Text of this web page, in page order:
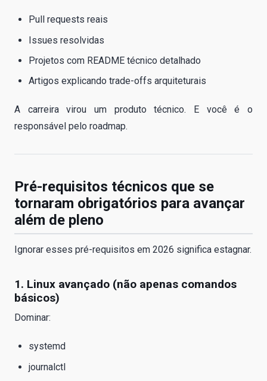
Pull requests reais
Issues resolvidas
Projetos com README técnico detalhado
Artigos explicando trade-offs arquiteturais
A carreira virou um produto técnico. E você é o
responsável pelo roadmap.
Pré-requisitos técnicos que se
tornaram obrigatórios para avançar
além de pleno
Ignorar esses pré-requisitos em 2026 significa estagnar.
1. Linux avançado (não apenas comandos
básicos)
Dominar:
systemd
journalctl